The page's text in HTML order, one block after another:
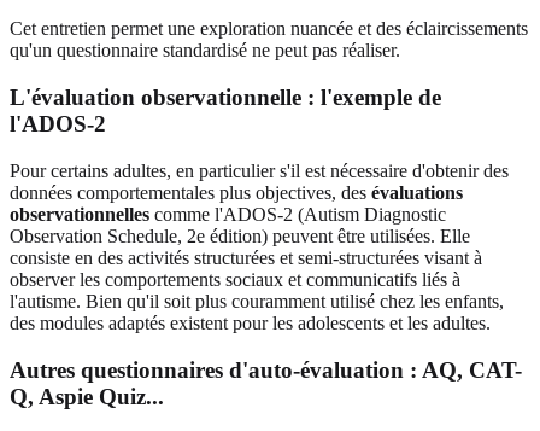
Cet entretien permet une exploration nuancée et des éclaircissements
qu'un questionnaire standardisé ne peut pas réaliser.
L'évaluation observationnelle : l'exemple de
l'ADOS-2
Pour certains adultes, en particulier s'il est nécessaire d'obtenir des
données comportementales plus objectives, des évaluations
observationnelles comme l'ADOS-2 (Autism Diagnostic
Observation Schedule, 2e édition) peuvent être utilisées. Elle
consiste en des activités structurées et semi-structurées visant à
observer les comportements sociaux et communicatifs liés à
l'autisme. Bien qu'il soit plus couramment utilisé chez les enfants,
des modules adaptés existent pour les adolescents et les adultes.
Autres questionnaires d'auto-évaluation : AQ, CAT-
Q, Aspie Quiz...